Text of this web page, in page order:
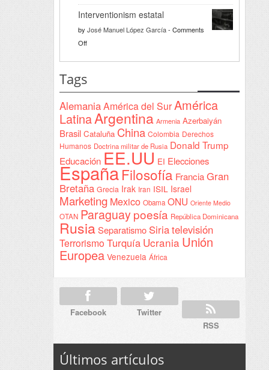
a
Yeda
en
Sudán
Razón
solidaria
Interventionism estatal
by José Manuel López García- Comments
Offon
Tags
AlemaniaAmérica del SurAmérica
LatinaArgentina Armenia Azerbaiyán
Brasil Cataluña China Colombia Derechos
Humanos Doctrina militar de Rusia Donald Trump
EducaciónEE.UU EI Elecciones
España Filosofía Francia Gran
Bretaña Grecia Irak Iran ISIL Israel
Marketing Mexico Obama ONU Oriente Medio
OTAN Paraguay poesía República Dominicana
Rusia Separatismo Siriatelevisión
Terrorismo Turquía Ucrania Unión
Europea Venezuela África
Facebook
Twitter
RSS
Últimos artículos